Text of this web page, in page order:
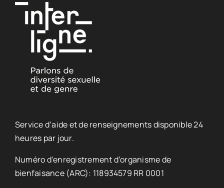
Service d’aide et de renseignements disponible 24
heures par jour.
Numéro d’enregistrement d’organisme de
bienfaisance (ARC): 118934579 RR 0001